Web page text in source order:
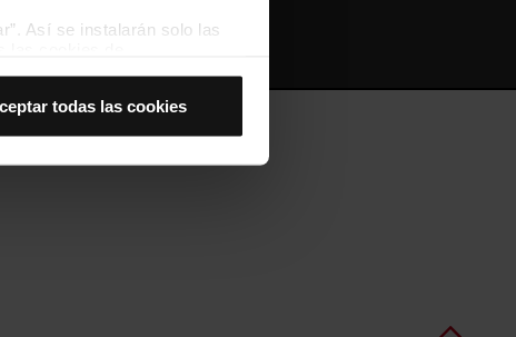
Así se instalarán solo las
tu experiencia de
no las aceptas, no puedes
todas las cookies
Webs de interés Intranet